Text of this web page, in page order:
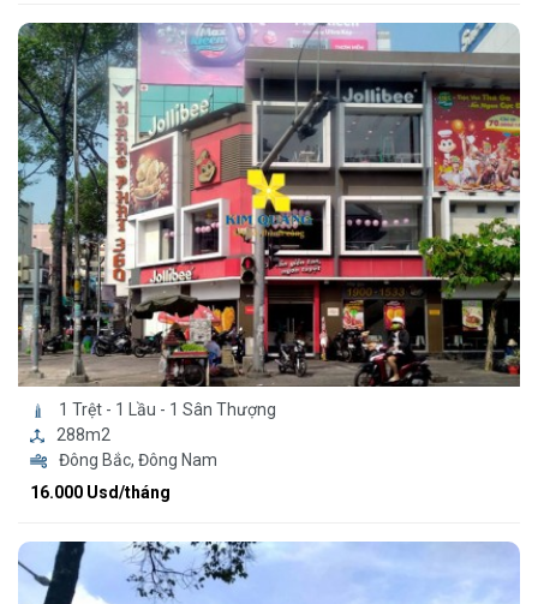
1 Trệt - 1 Lầu - 1 Sân Thượng
288m2
Đông Bắc, Đông Nam
16.000 Usd/tháng